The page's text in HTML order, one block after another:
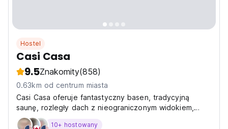
Hostel
Casi Casa
9.5Znakomity(858)
0.63km od centrum miasta
Casi Casa oferuje fantastyczny basen, tradycyjną
saunę, rozległy dach z nieograniczonym widokiem,
bujne ogrody i nasz własny starożytny bar kapuściany.
10+ hostowany